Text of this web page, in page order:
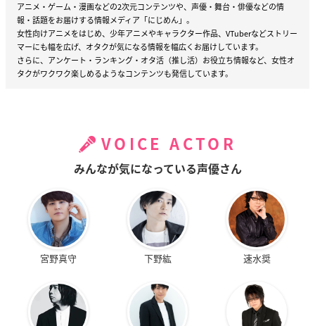
アニメ・ゲーム・漫画などの2次元コンテンツや、声優・舞台・俳優などの情
報・話題をお届けする情報メディア「にじめん」。
女性向けアニメをはじめ、少年アニメやキャラクター作品、VTuberなどストリー
マーにも幅を広げ、オタクが気になる情報を幅広くお届けしています。
さらに、アンケート・ランキング・オタ活（推し活）お役立ち情報など、女性オ
タクがワクワク楽しめるようなコンテンツも発信しています。
VOICE ACTOR
みんなが気になっている声優さん
宮野真守 下野紘 速水奨